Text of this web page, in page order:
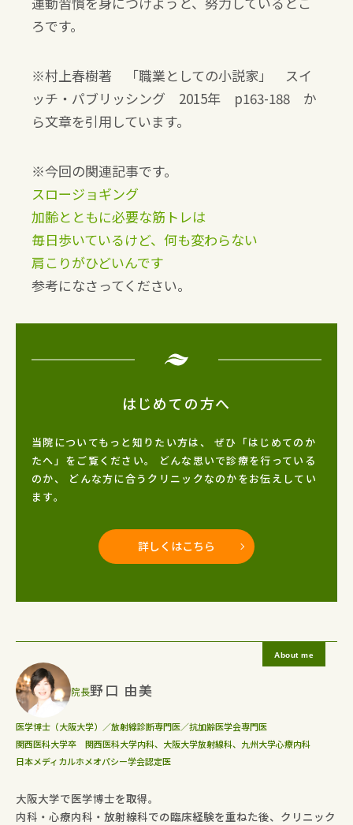
ろです。
※村上春樹著 「職業としての小説家」 スイ
ッチ・パブリッシング 2015年 p163-188 か
ら文章を引用しています。
※今回の関連記事です。
スロージョギング
加齢とともに必要な筋トレは
毎日歩いているけど、何も変わらない
肩こりがひどいんです
参考になさってください。
はじめての方へ
当院についてもっと知りたい方は、
ぜひ「はじめてのか
たへ」をご覧ください。
どんな思いで診療を行っている
のか、
どんな方に合うクリニックなのかをお伝えしてい
ます。
詳しくはこちら
院長野口 由美
医学博士（大阪大学）／放射線診断専門医／抗加齢医学会専門医
関西医科大学卒 関西医科大学内科、大阪大学放射線科、九州大学心療内科
日本メディカルホメオパシー学会認定医
大阪大学で医学博士を取得。
内科・心療内科・放射線科での臨床経験を重ねた後、クリニック